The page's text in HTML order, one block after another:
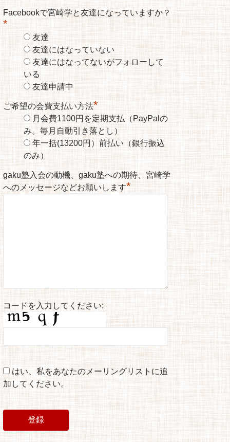
Facebookで宮崎学と友達になっていますか？
*
友達
友達にはなっていない
友達にはなってないがフォローして
いる
友達申請中
ご希望の会費支払い方法*
月会費1100円を定期支払（PayPalの
み。毎月自動引き落とし）
年一括(13200円）前払い（銀行振込
のみ）
gaku塾入会の動機、gaku塾への期待、宮崎学
へのメッセージなどお願いします*
コードを入力してください:
はい、私をあなたのメーリングリストに追
加してください。